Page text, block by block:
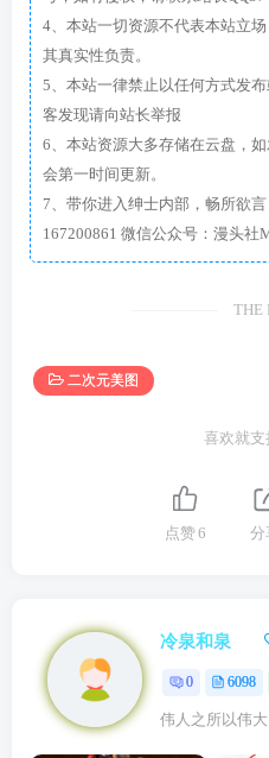
4、本站一切资源不代表本站立
其真实性负责。
5、本站一律禁止以任何方式发
客发现请向站长举报
6、本站资源大多存储在云盘，
会第一时间更新。
7、带你进入绅士内部，畅所欲
167200861 微信公众号：漫头
THE
二次元美图
喜欢就
点赞6 分
冷泉和泉
0 6098
伟人之所以伟